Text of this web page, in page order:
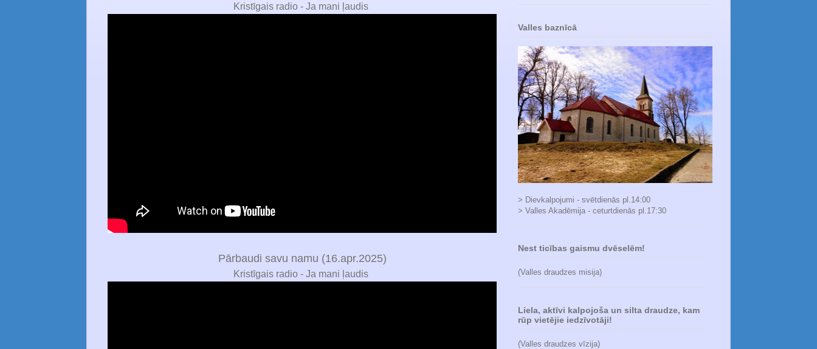
Kristīgais radio - Ja mani ļaudis
Pārbaudi savu namu (16.apr.2025)
Kristīgais radio - Ja mani ļaudis
Valles baznīcā
> Dievkalpojumi - svētdienās pl.14:00
> Valles Akadēmija - ceturtdienās pl.17:30
Nest ticības gaismu dvēselēm!
(Valles draudzes misija)
Liela, aktīvi kalpojoša un silta draudze, kam
rūp vietējie iedzīvotāji!
(Valles draudzes vīzija)